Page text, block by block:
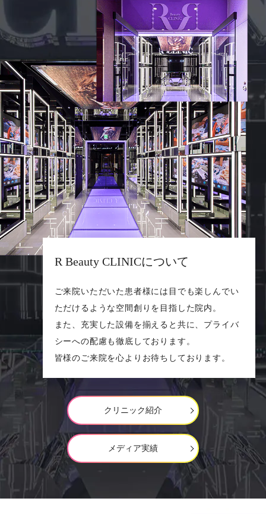
R Beauty CLINICについて
ご来院いただいた患者様には⽬でも楽しんでい
ただけるような空間創りを⽬指した院内。
また、充実した設備を揃えると共に、プライバ
シーへの配慮も徹底しております。
皆様のご来院を⼼よりお待ちしております。
クリニック紹介
メディア実績